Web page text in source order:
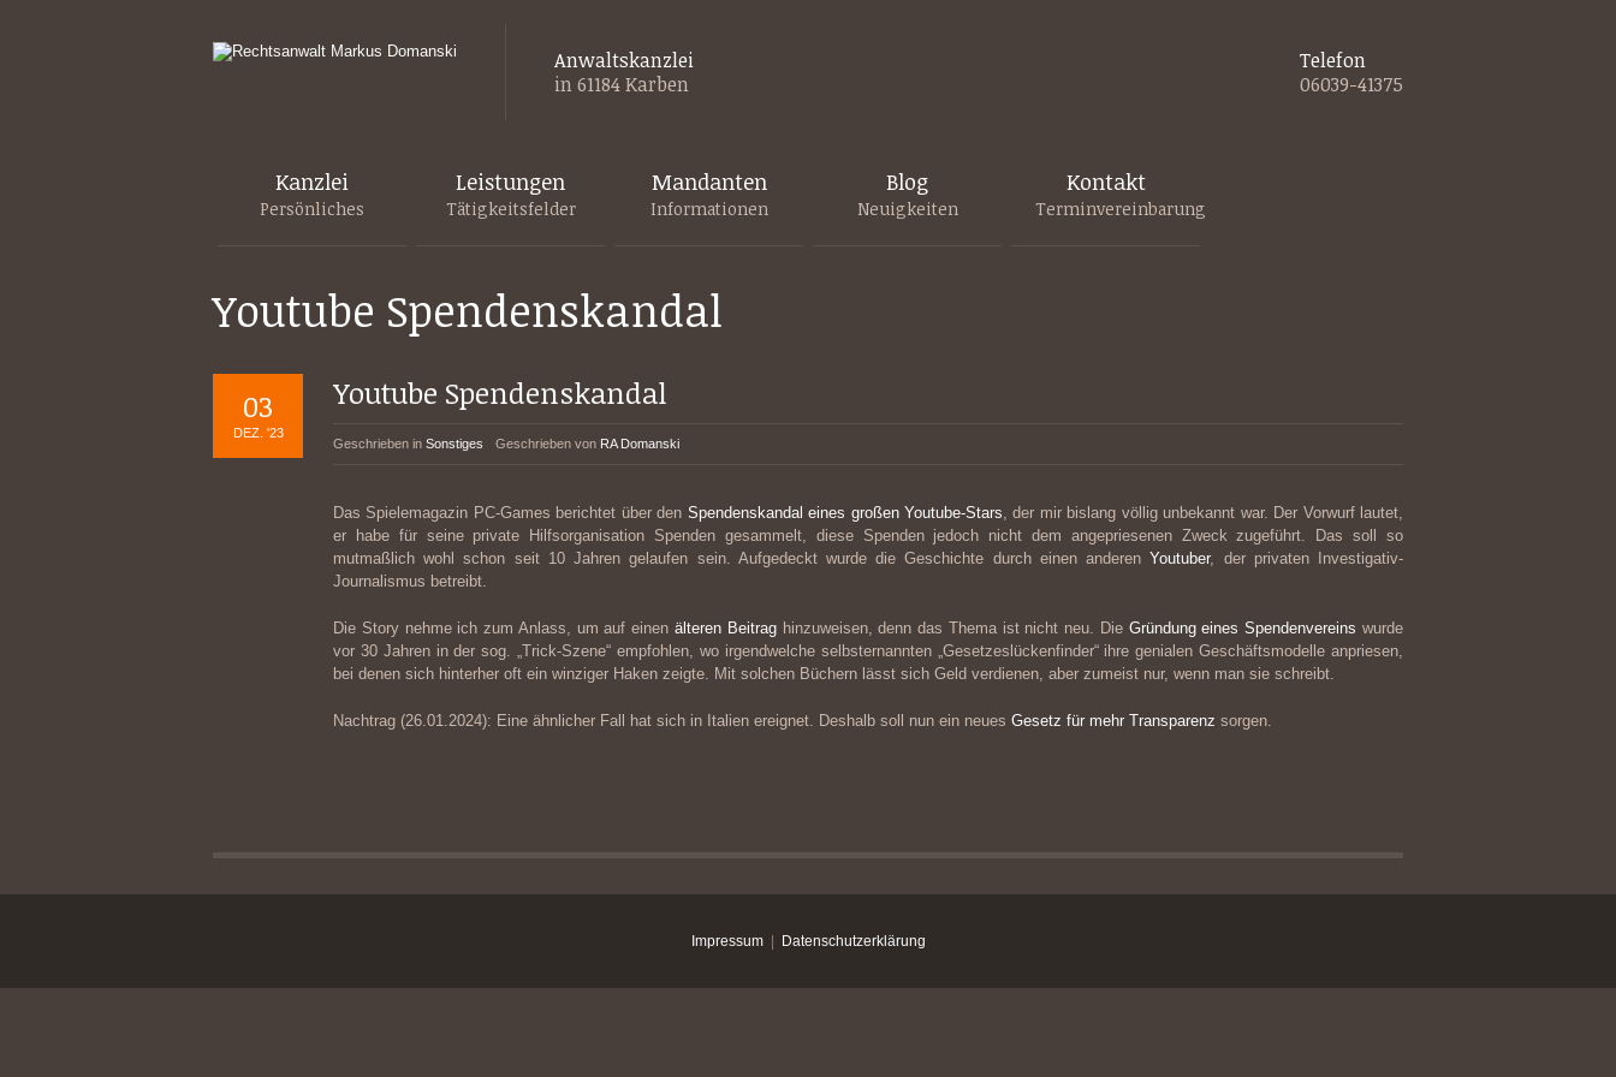
Anwaltskanzlei
in 61184 Karben
Telefon
06039-41375
Kanzlei
Persönliches
Leistungen
Tätigkeitsfelder
Mandanten
Informationen
Blog
Neuigkeiten
Kontakt
Terminvereinbarung
Youtube Spendenskandal
03
DEZ. '23
Youtube Spendenskandal
Geschrieben in Sonstiges Geschrieben von RA Domanski
Das Spielemagazin PC-Games berichtet über den Spendenskandal eines großen Youtube-Stars, der mir bislang völlig unbekannt war. Der Vorwurf lautet,
er habe für seine private Hilfsorganisation Spenden gesammelt, diese Spenden jedoch nicht dem angepriesenen Zweck zugeführt. Das soll so
mutmaßlich wohl schon seit 10 Jahren gelaufen sein. Aufgedeckt wurde die Geschichte durch einen anderenYoutuber, der privaten Investigativ-
Journalismus betreibt.
Die Story nehme ich zum Anlass, um auf einen älteren Beitraghinzuweisen, denn das Thema ist nicht neu. Die Gründung eines Spendenvereins wurde
vor 30 Jahren in der sog. „Trick-Szene“ empfohlen, wo irgendwelche selbsternannten „Gesetzeslückenfinder“ ihre genialen Geschäftsmodelle anpriesen,
bei denen sich hinterher oft ein winziger Haken zeigte. Mit solchen Büchern lässt sich Geld verdienen, aber zumeist nur, wenn man sie schreibt.
Nachtrag (26.01.2024): Eine ähnlicher Fall hat sich in Italien ereignet. Deshalb soll nun ein neues Gesetz für mehr Transparenz sorgen.
Impressum| Datenschutzerklärung